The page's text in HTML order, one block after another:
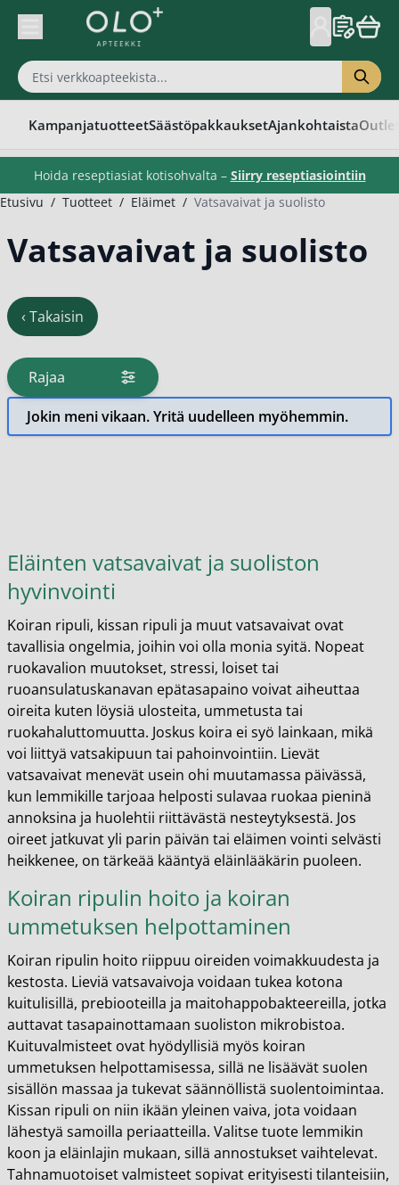
Skip to Content
KampanjatuotteetSäästöpakkauksetAjankohtaista
Hoida reseptiasiat kotisohvalta – Siirry reseptiasiointiin
Etusivu / Tuotteet / Eläimet / Vatsavaivat ja suolisto
Vatsavaivat ja suolisto
Rajaa
tuotteita
Jokin meni vikaan. Yritä uudelleen myöhemmin.
Eläinten vatsavaivat ja suoliston
hyvinvointi
Koiran ripuli, kissan ripuli ja muut vatsavaivat ovat
tavallisia ongelmia, joihin voi olla monia syitä. Nopeat
ruokavalion muutokset, stressi, loiset tai
ruoansulatuskanavan epätasapaino voivat aiheuttaa
oireita kuten löysiä ulosteita, ummetusta tai
ruokahaluttomuutta. Joskus koira ei syö lainkaan, mikä
voi liittyä vatsakipuun tai pahoinvointiin. Lievät
vatsavaivat menevät usein ohi muutamassa päivässä,
kun lemmikille tarjoaa helposti sulavaa ruokaa pieninä
annoksina ja huolehtii riittävästä nesteytyksestä. Jos
oireet jatkuvat yli parin päivän tai eläimen vointi selvästi
heikkenee, on tärkeää kääntyä eläinlääkärin puoleen.
Koiran ripulin hoito ja koiran
ummetuksen helpottaminen
Koiran ripulin hoito riippuu oireiden voimakkuudesta ja
kestosta. Lieviä vatsavaivoja voidaan tukea kotona
kuitulisillä, prebiooteilla ja maitohappobakteereilla, jotka
auttavat tasapainottamaan suoliston mikrobistoa.
Kuituvalmisteet ovat hyödyllisiä myös koiran
ummetuksen helpottamisessa, sillä ne lisäävät suolen
sisällön massaa ja tukevat säännöllistä suolentoimintaa.
Kissan ripuli on niin ikään yleinen vaiva, jota voidaan
lähestyä samoilla periaatteilla. Valitse tuote lemmikin
koon ja eläinlajin mukaan, sillä annostukset vaihtelevat.
Tahnamuotoiset valmisteet sopivat erityisesti tilanteisiin,
‹ Takaisin